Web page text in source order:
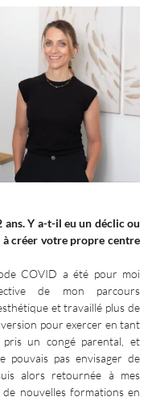
Y a-t-il eu un déclic ou
à créer votre propre centre
COVID a été pour moi
de mon parcours
et travaillé plus de
pour exercer en tant
pris un congé parental, et
pouvais pas envisager de
alors retournée à mes
nouvelles formations en